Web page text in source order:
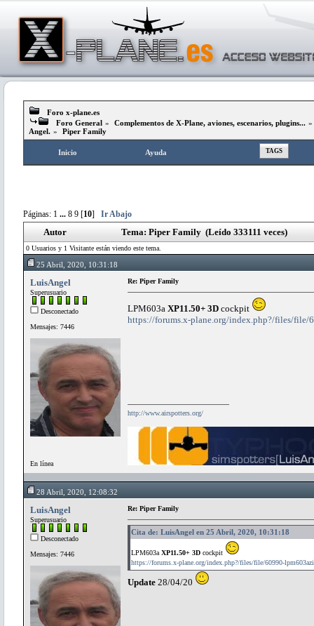
Foro x-plane.es
Foro General » Complementos de X-Plane, aviones, escenarios, plugins... »
Angel. » Piper Family
Inicio Ayuda TAGS
Páginas: 1 ... 8 9 [10] Ir Abajo
Autor Tema: Piper Family (Leído 333111 veces)
0 Usuarios y 1 Visitante están viendo este tema.
25 Abril, 2020, 10:31:18
LuisAngel
Superusuario
Desconectado
Mensajes: 7446
En línea
Re: Piper Family
LPM603a XP11.50+ 3D cockpit
https://forums.x-plane.org/index.php?/files/file/
http://www.airspotters.org/
28 Abril, 2020, 12:08:32
LuisAngel
Superusuario
Desconectado
Mensajes: 7446
Re: Piper Family
Cita de: LuisAngel en 25 Abril, 2020, 10:31:18
LPM603a XP11.50+ 3D cockpit
https://forums.x-plane.org/index.php?/files/file/60990-
Update 28/04/20